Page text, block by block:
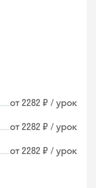
от 2282 ₽ / урок
от 2282 ₽ / урок
от 2282 ₽ / урок